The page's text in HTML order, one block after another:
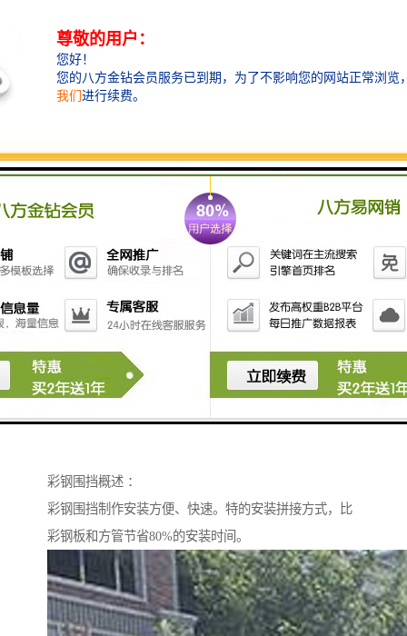
彩钢围挡概述 ：
彩钢围挡制作安装方便、快速。特的安装拼接方式，比
彩钢板和方管节省80%的安装时间。